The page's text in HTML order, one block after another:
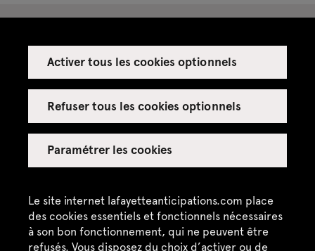
Le site internet lafayetteanticipations.com place
des cookies essentiels et fonctionnels nécessaires
à son bon fonctionnement, qui ne peuvent être
refusés. Vous disposez du choix d’activer ou de
Activer tous les cookies optionnels
Refuser tous les cookies optionnels
Paramétrer les cookies
Espace presse
Espace enseignant·es
Espace privatisations
Crédits
Mentions légales
Politique de confidentialité